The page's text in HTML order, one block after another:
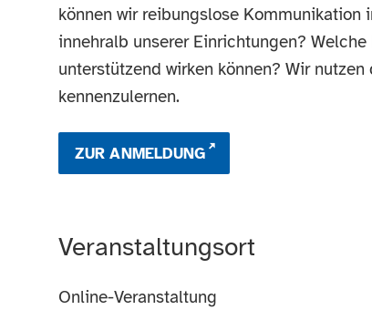
können wir reibungslose Kommunikation
innehralb unserer Einrichtungen?
unterstützend wirken können? Wir
kennenzulernen.
ZUR ANMELDUNG
Veranstaltungsort
Online-Veranstaltung